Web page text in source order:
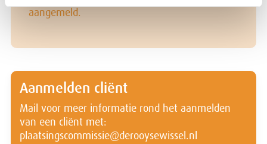
aangemeld.
Aanmelden cliënt
Mail voor meer informatie rond het aanmelden
van een cliënt met:
plaatsingscommissie@derooysewissel.nl